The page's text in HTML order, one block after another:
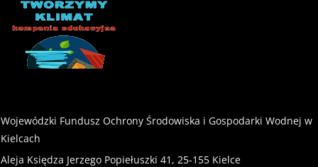
Wojewódzki Fundusz Ochrony Środowiska i Gospodarki Wodnej w
Kielcach
Aleja Księdza Jerzego Popiełuszki 41, 25-155 Kielce